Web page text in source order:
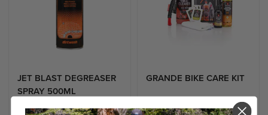
JET BLAST DEGREASER
SPRAY 500ML
GRANDE BIKE CARE KIT